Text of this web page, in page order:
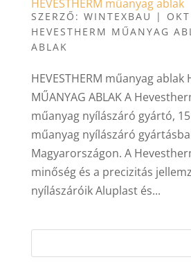
HEVESTHERM műanyag ablak
SZERZŐ: WINTEXBAU |
HEVESTHERM MŰANYAG
ABLAK
HEVESTHERM műanyag ablak
MŰANYAG ABLAK A
műanyag nyílászáró gyártó,
műanyag nyílászáró
Magyarországon. A
minőség és a precizitás
nyílászáróik Aluplast és...